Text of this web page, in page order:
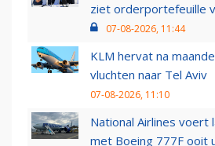
ziet orderportefeuille
07-08-2026, 11:44
KLM hervat na
vluchten naar Tel Aviv
07-08-2026, 11:10
National Airlines voert
met Boeing 777F ooit